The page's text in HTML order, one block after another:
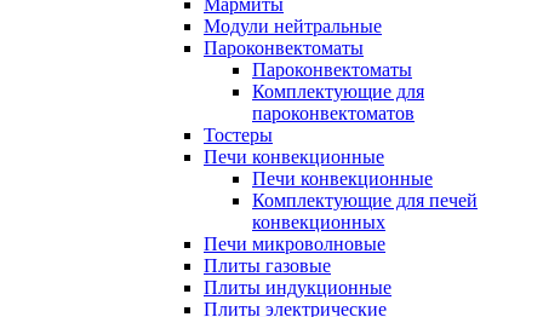
Мармиты
Модули нейтральные
Пароконвектоматы
Пароконвектоматы
Комплектующие для
пароконвектоматов
Тостеры
Печи конвекционные
Печи конвекционные
Комплектующие для печей
конвекционных
Печи микроволновые
Плиты газовые
Плиты индукционные
Плиты электрические